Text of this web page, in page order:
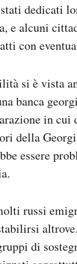
dedicati
e alcuni
con
si è vista
banca
in cui
della
essere
russi
di